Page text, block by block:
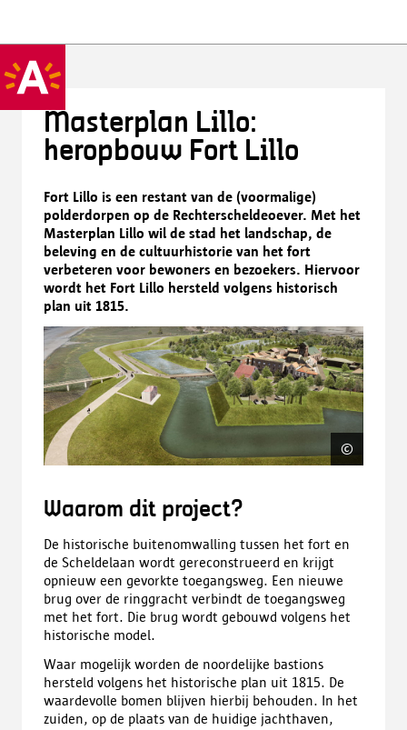
Masterplan Lillo:
heropbouw Fort Lillo
Fort Lillo is een restant van de (voormalige)
polderdorpen op de Rechterscheldeoever. Met het
Masterplan Lillo wil de stad het landschap, de
beleving en de cultuurhistorie van het fort
verbeteren voor bewoners en bezoekers. Hiervoor
wordt het Fort Lillo hersteld volgens historisch
plan uit 1815.
©
Waarom dit project?
De historische buitenomwalling tussen het fort en
de Scheldelaan wordt gereconstrueerd en krijgt
opnieuw een gevorkte toegangsweg. Een nieuwe
brug over de ringgracht verbindt de toegangsweg
met het fort. Die brug wordt gebouwd volgens het
historische model.
Waar mogelijk worden de noordelijke bastions
hersteld volgens het historische plan uit 1815. De
waardevolle bomen blijven hierbij behouden. In het
zuiden, op de plaats van de huidige jachthaven,